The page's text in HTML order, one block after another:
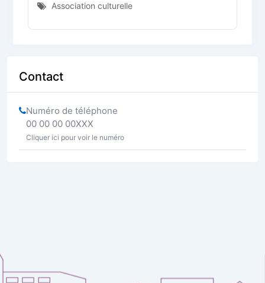
Association culturelle
Contact
Numéro de téléphone
00 00 00 00XXX
Cliquer ici pour voir le numéro